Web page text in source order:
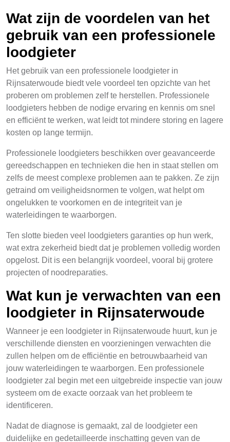
Wat zijn de voordelen van het
gebruik van een professionele
loodgieter
Het gebruik van een professionele loodgieter in
Rijnsaterwoude biedt vele voordeel ten opzichte van het
proberen om problemen zelf te herstellen. Professionele
loodgieters hebben de nodige ervaring en kennis om snel
en efficiënt te werken, wat leidt tot mindere storing en lagere
kosten op lange termijn.
Professionele loodgieters beschikken over geavanceerde
gereedschappen en technieken die hen in staat stellen om
zelfs de meest complexe problemen aan te pakken. Ze zijn
getraind om veiligheidsnormen te volgen, wat helpt om
ongelukken te voorkomen en de integriteit van je
waterleidingen te waarborgen.
Ten slotte bieden veel loodgieters garanties op hun werk,
wat extra zekerheid biedt dat je problemen volledig worden
opgelost. Dit is een belangrijk voordeel, vooral bij grotere
projecten of noodreparaties.
Wat kun je verwachten van een
loodgieter in Rijnsaterwoude
Wanneer je een loodgieter in Rijnsaterwoude huurt, kun je
verschillende diensten en voorzieningen verwachten die
zullen helpen om de efficiëntie en betrouwbaarheid van
jouw waterleidingen te waarborgen. Een professionele
loodgieter zal begin met een uitgebreide inspectie van jouw
systeem om de exacte oorzaak van het probleem te
identificeren.
Nadat de diagnose is gemaakt, zal de loodgieter een
duidelijke en gedetailleerde inschatting geven van de